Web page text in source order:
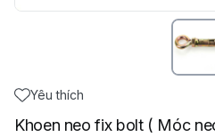
Yêu thích
Khoen neo fix bolt ( Móc